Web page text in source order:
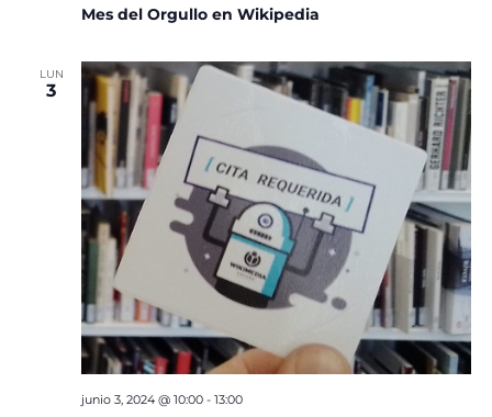
Mes del Orgullo en Wikipedia
LUN
3
junio 3, 2024 @ 10:00- 13:00